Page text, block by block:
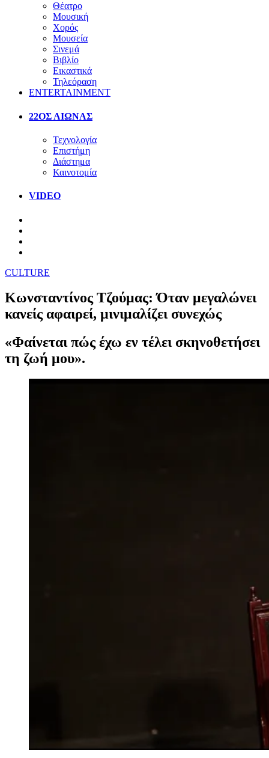
Θέατρο
Μουσική
Χορός
Μουσεία
Σινεμά
Βιβλίο
Εικαστικά
Τηλεόραση
ENTERTAINMENT
22ΟΣ ΑΙΩΝΑΣ
Τεχνολογία
Επιστήμη
Διάστημα
Καινοτομία
VIDEO
CULTURE
Κωνσταντίνος Τζούμας: Όταν μεγαλώνει
κανείς αφαιρεί, μινιμαλίζει συνεχώς
«Φαίνεται πώς έχω εν τέλει σκηνοθετήσει
τη ζωή μου».